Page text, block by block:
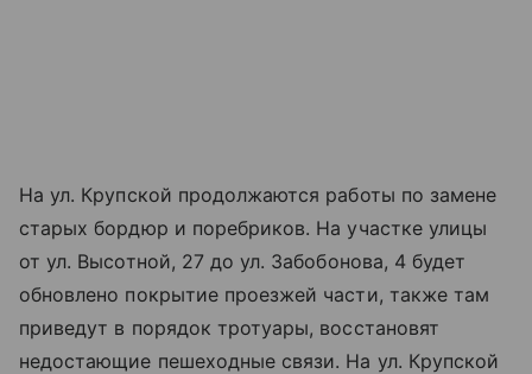
На ул. Крупской продолжаются работы по замене
старых бордюр и поребриков. На участке улицы
от ул. Высотной, 27 до ул. Забобонова, 4 будет
обновлено покрытие проезжей части, также там
приведут в порядок тротуары, восстановят
недостающие пешеходные связи. На ул. Крупской